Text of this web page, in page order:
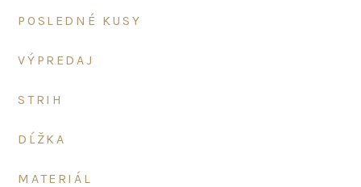
POSLEDNÉ KUSY
VÝPREDAJ
STRIH
DĹŽKA
MATERIÁL